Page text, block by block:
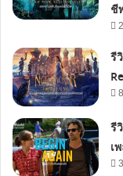
ชี
รี
รี
เ